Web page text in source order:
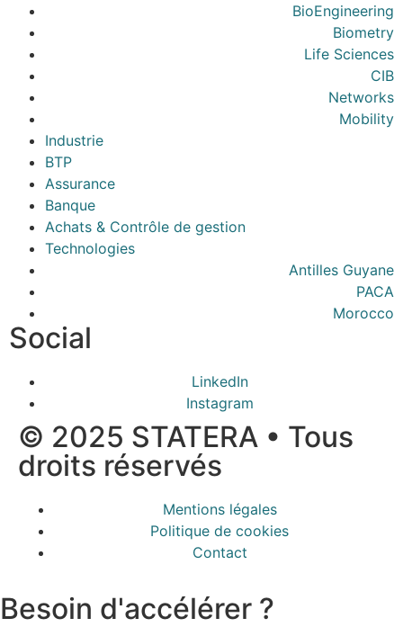
BioEngineering
Biometry
Life Sciences
CIB
Networks
Mobility
Industrie
BTP
Assurance
Banque
Achats & Contrôle de gestion
Technologies
Antilles Guyane
PACA
Morocco
Social
LinkedIn
Instagram
© 2025 STATERA • Tous
droits réservés
Mentions légales
Politique de cookies
Contact
Besoin d'accélérer ?